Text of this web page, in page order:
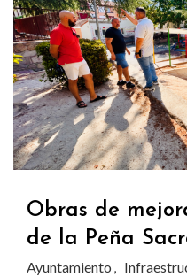
Obras de
de la Peña
Ayuntamiento ,